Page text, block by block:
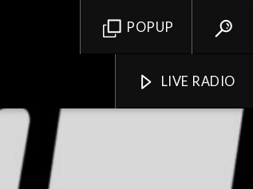
POPUP
LIVE RADIO